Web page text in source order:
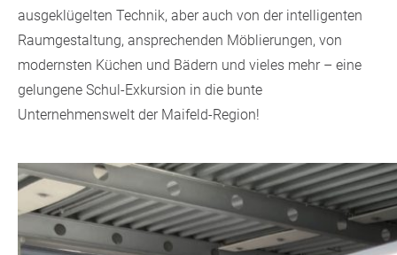
ausgeklügelten Technik, aber auch von der intelligenten
Raumgestaltung, ansprechenden Möblierungen, von
modernsten Küchen und Bädern und vieles mehr – eine
gelungene Schul-Exkursion in die bunte
Unternehmenswelt der Maifeld-Region!